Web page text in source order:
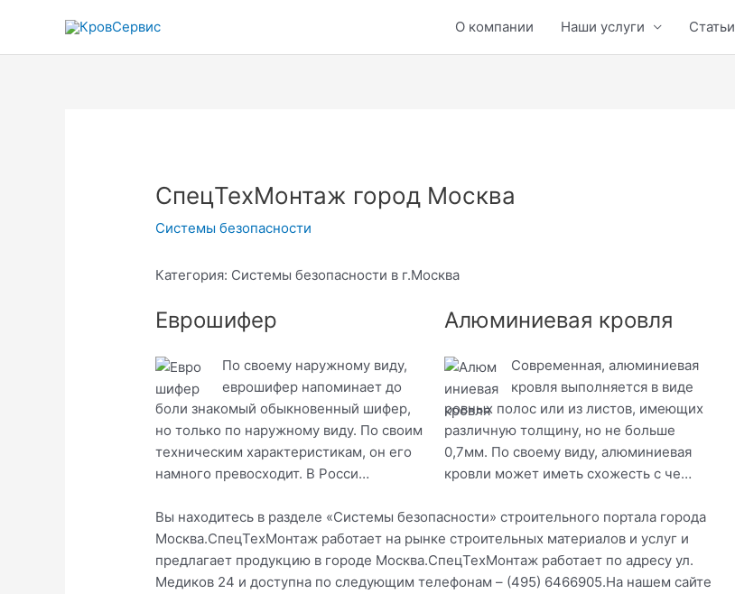
содержимому
О компании Наши услуги Статьи
СпецТехМонтаж город Москва
Системы безопасности
Категория: Системы безопасности в г.Москва
Еврошифер
По своему наружному виду,
еврошифер напоминает до
боли знакомый обыкновенный шифер,
но только по наружному виду. По своим
техническим характеристикам, он его
намного превосходит. В Росси…
Алюминиевая кровля
Современная, алюминиевая
кровля выполняется в виде
ровных полос или из листов, имеющих
различную толщину, но не больше
0,7мм. По своему виду, алюминиевая
кровли может иметь схожесть с че…
Вы находитесь в разделе «Системы безопасности» строительного портала города
Москва.СпецТехМонтаж работает на рынке строительных материалов и услуг и
предлагает продукцию в городе Москва.СпецТехМонтаж работает по адресу ул.
Медиков 24 и доступна по следующим телефонам – (495) 6466905.На нашем сайте